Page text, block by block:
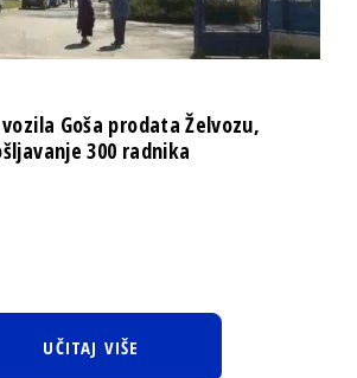
Goša prodata Želvozu,
300 radnika
UČITAJ VIŠE